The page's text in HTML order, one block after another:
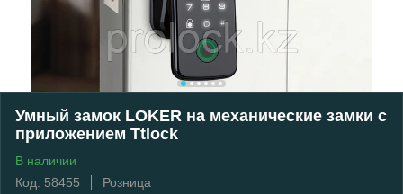
Умный замок LOKER на механические замки с
приложением Ttlock
В наличии
Код: 58455
Розница